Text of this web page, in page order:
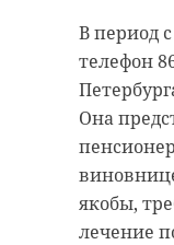
В период
телефон
Она
якобы,
лечение
На
юные
пройдет
спорта
конному
девушки.
В мае
действия
в